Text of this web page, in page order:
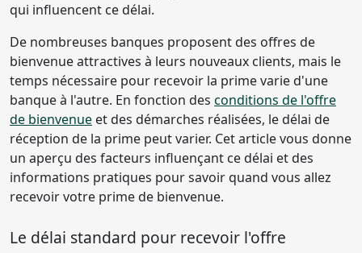
qui influencent ce délai.
De nombreuses banques proposent des offres de
bienvenue attractives à leurs nouveaux clients, mais le
temps nécessaire pour recevoir la prime varie d'une
banque à l'autre. En fonction des conditions de l'offre
de bienvenue et des démarches réalisées, le délai de
réception de la prime peut varier. Cet article vous donne
un aperçu des facteurs influençant ce délai et des
informations pratiques pour savoir quand vous allez
recevoir votre prime de bienvenue.
Le délai standard pour recevoir l'offre